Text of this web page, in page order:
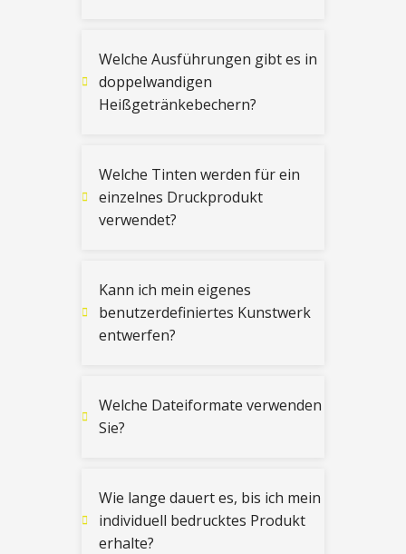
Welche Ausführungen gibt es in
doppelwandigen
Heißgetränkebechern?
Welche Tinten werden für ein
einzelnes Druckprodukt
verwendet?
Kann ich mein eigenes
benutzerdefiniertes Kunstwerk
entwerfen?
Welche Dateiformate verwenden
Sie?
Wie lange dauert es, bis ich mein
individuell bedrucktes Produkt
erhalte?